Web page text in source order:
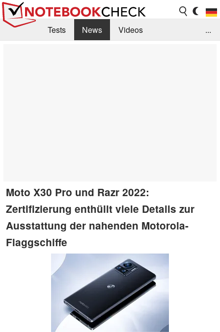
Tests News
Videos
...
Moto X30 Pro und Razr 2022:
Zertifizierung enthüllt viele Details zur
Ausstattung der nahenden Motorola-
Flaggschiffe